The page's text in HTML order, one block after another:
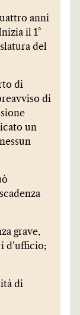
anni
il 1°
del
di
di
un
grave,
d’ufficio;
di